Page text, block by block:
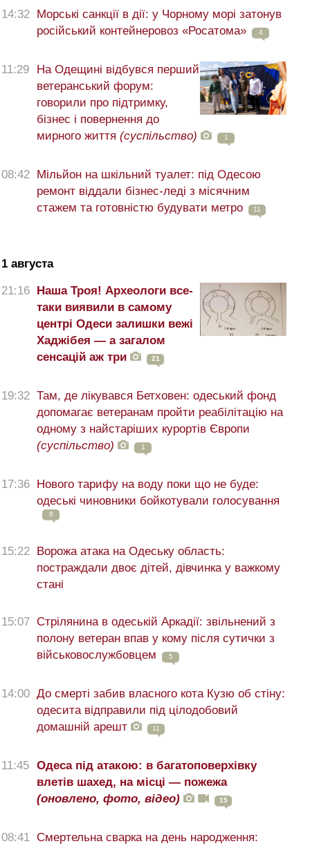
14:32 Морські санкції в дії: у Чорному морі затонув
російський контейнеровоз «Росатома»
4
11:29
На Одещині відбувся перший
ветеранський форум:
говорили про підтримку,
бізнес і повернення до
мирного життя (суспільство) 1
08:42 Мільйон на шкільний туалет: під Одесою
ремонт віддали бізнес-леді з місячним
стажем та готовністю будувати метро
11
1 августа
21:16 Наша Троя! Археологи все-
таки виявили в самому
центрі Одеси залишки вежі
Хаджібея — а загалом
сенсацій аж три
21
19:32 Там, де лікувався Бетховен: одеський фонд
допомагає ветеранам пройти реабілітацію на
одному з найстаріших курортів Європи
(суспільство)
1
17:36 Нового тарифу на воду поки що не буде:
одеські чиновники бойкотували голосування
8
15:22 Ворожа атака на Одеську область:
постраждали двоє дітей, дівчинка у важкому
стані
15:07 Стрілянина в одеській Аркадії: звільнений з
полону ветеран впав у кому після сутички з
військовослужбовцем
5
14:00 До смерті забив власного кота Кузю об стіну:
одесита відправили під цілодобовий
домашній арешт
11
11:45 Одеса під атакою: в багатоповерхівку
влетів шахед, на місці — пожежа
(оновлено, фото, відео)
15
08:41 Смертельна сварка на день народження: